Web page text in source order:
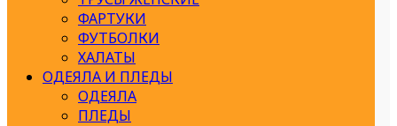
ФАРТУКИ
ФУТБОЛКИ
ХАЛАТЫ
ОДЕЯЛА И ПЛЕДЫ
ОДЕЯЛА
ПЛЕДЫ